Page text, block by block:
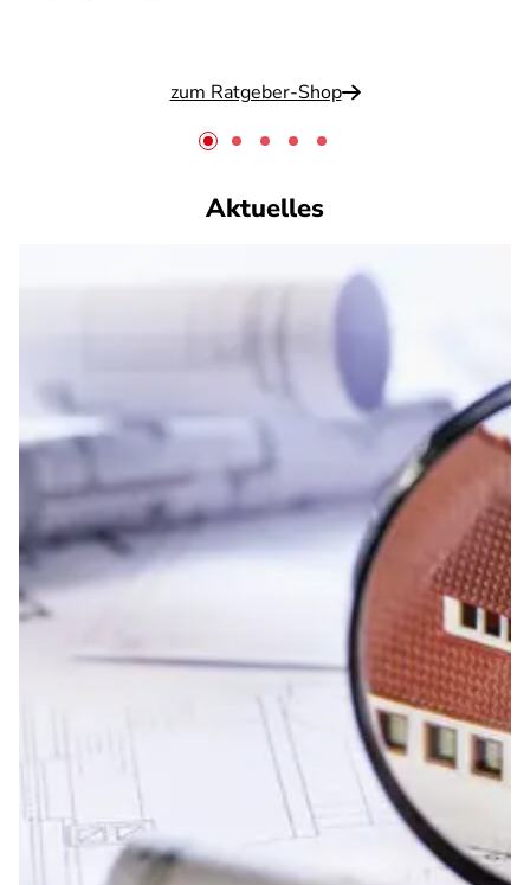
zum Ratgeber-Shop
Aktuelles